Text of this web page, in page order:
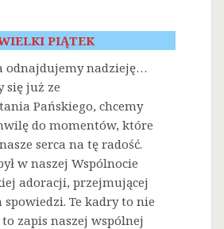
PIĄTEK
odnajdujemy nadzieję…
się już ze
Pańskiego, chcemy
do momentów, które
serca na tę radość.
w naszej Wspólnocie
adoracji, przejmującej
spowiedzi. Te kadry to nie
zapis naszej wspólnej